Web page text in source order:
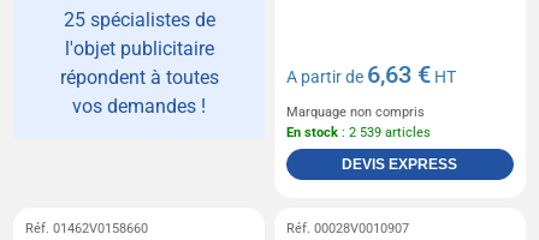
25 spécialistes de
l'objet publicitaire
répondent à toutes
vos demandes !
A partir de 6,63 € HT
Marquage non compris
En stock : 2 539 articles
DEVIS EXPRESS
Réf. 01462V0158660 Réf. 00028V0010907